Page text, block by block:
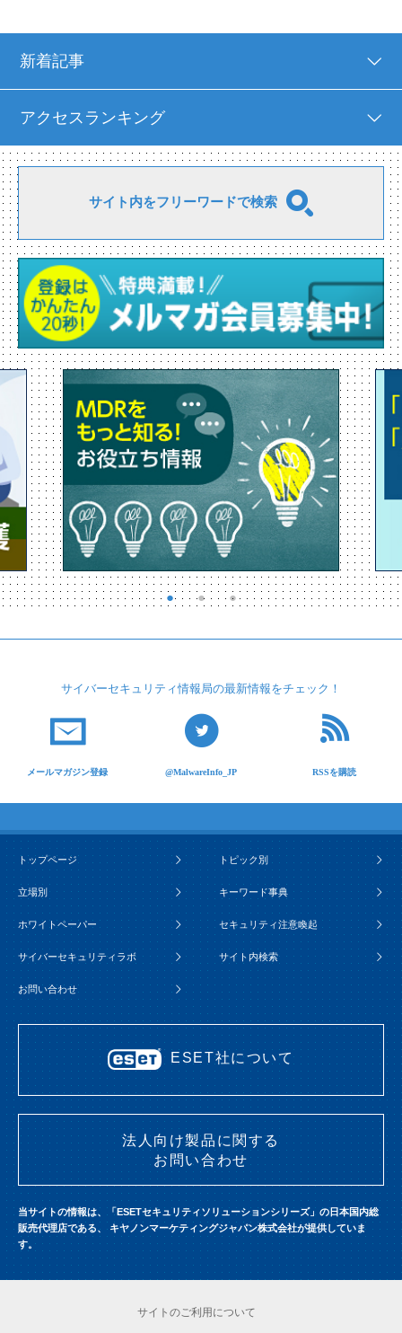
新着記事
アクセスランキング
サイト内をフリーワードで検索
サイバーセキュリティ情報局の最新情報をチェック！
メールマガジン登録 @MalwareInfo_JP RSSを購読
トップページ トピック別
立場別 キーワード事典
ホワイトペーパー セキュリティ注意喚起
サイバーセキュリティラボ サイト内検索
お問い合わせ
ESET社について
法人向け製品に関する
お問い合わせ
当サイトの情報は、「ESETセキュリティソリューションシリーズ」の日本国内総
販売代理店である、 キヤノンマーケティングジャパン株式会社が提供していま
す。
サイトのご利用について